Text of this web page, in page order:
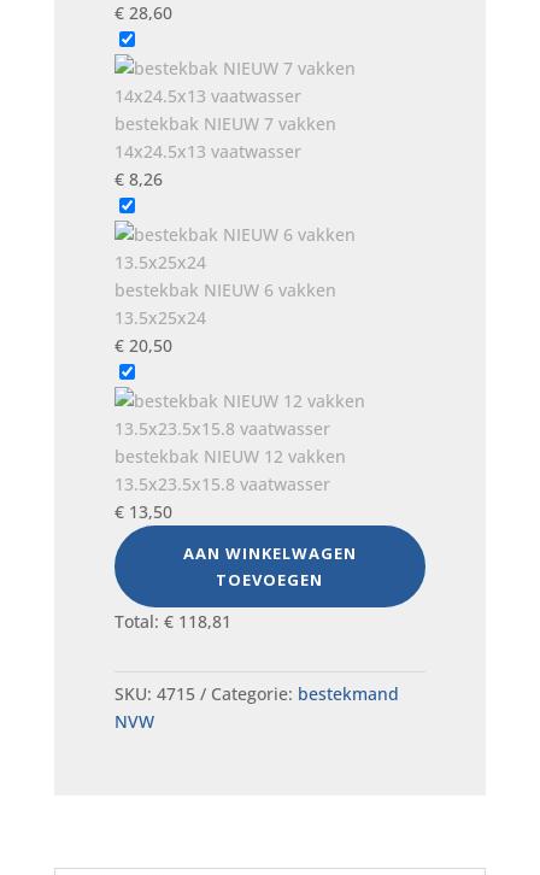
€28,60
bestekbak NIEUW 7 vakken
14x24.5x13 vaatwasser
€8,26
bestekbak NIEUW 6 vakken
13.5x25x24
€20,50
bestekbak NIEUW 12 vakken
13.5x23.5x15.8 vaatwasser
€13,50
AAN WINKELWAGEN
TOEVOEGEN
Total: €118,81
SKU: 4715 Categorie: bestekmand
NVW